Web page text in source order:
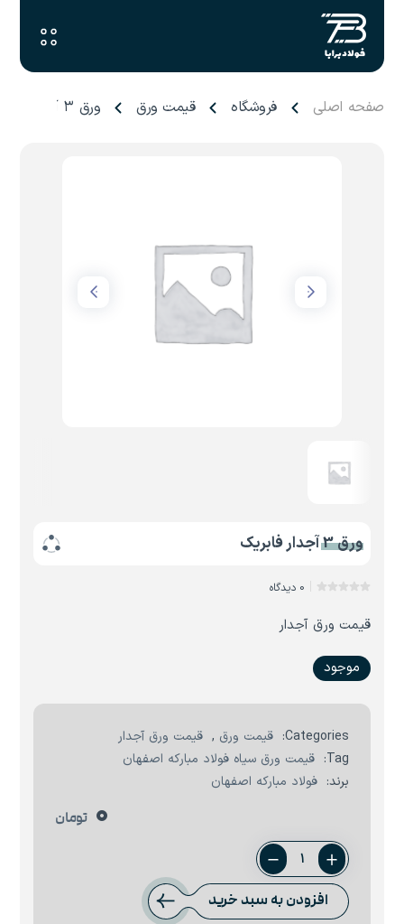
صفحه اصلی فروشگاه قیمت ورق ورق ۳ آجدار فابریک
ورق 3 آجدار فابریک
0 دیدگاه
قیمت ورق آجدار
موجود
Categories: قیمت ورق , قیمت ورق آجدار
Tag:
قیمت ورق سیاه فولاد مبارکه اصفهان
برند: فولاد مبارکه اصفهان
0 تومان
ورق
3
آجدار
افزودن به سبد خرید